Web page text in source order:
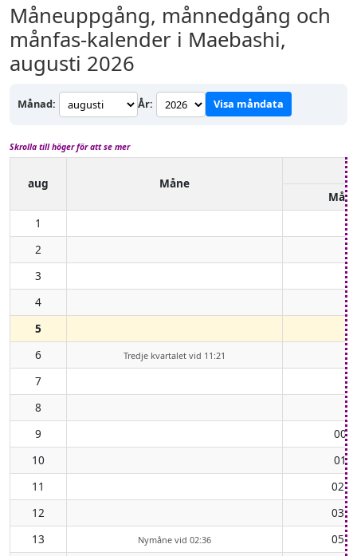
Måneuppgång, månnedgång och
månfas-kalender i Maebashi,
augusti 2026
Månad: År: Visa måndata
Skrolla till höger för att se mer
aug
Måne
1
2
3
4
5
6
Tredje kvartalet vid 11:21
7
8
9
10
11
12
13
Nymåne vid 02:36